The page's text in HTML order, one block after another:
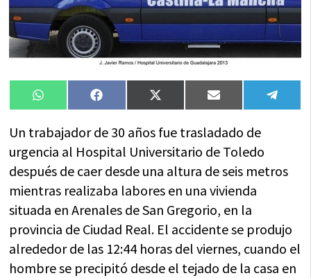
Compartir
en
WhatsAppCompartir
en
FacebookCompartir
en
X
(Twitter)
Compartir
en
Email
en
Un trabajador de 30 años fue trasladado de
urgencia al Hospital Universitario de Toledo
después de caer desde una altura de seis metros
mientras realizaba labores en una vivienda
situada en Arenales de San Gregorio, en la
provincia de Ciudad Real. El accidente se produjo
alrededor de las 12:44 horas del viernes, cuando el
hombre se precipitó desde el tejado de la casa en